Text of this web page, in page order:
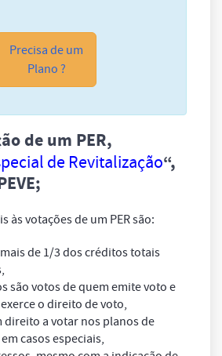
Precisa de um
Plano ?
de um PER,
de Revitalização“,
às votações de um PER são:
de 1/3 dos créditos totais
são votos de quem emite voto e
o direito de voto,
direito a votar nos planos de
casos especiais,